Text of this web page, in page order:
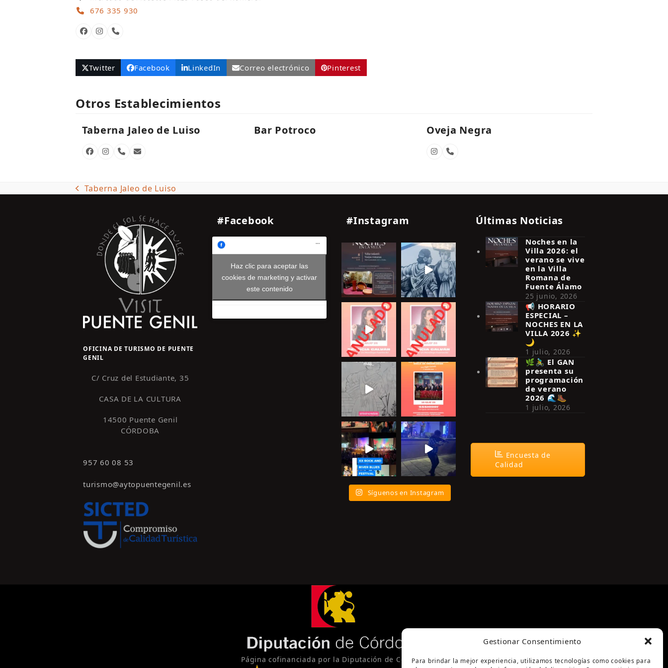
Gestionar Consentimiento
Para brindar la mejor experiencia, utilizamos tecnologías como cookies para
676 335 930
Facebook
Instagram
Número
Twitter Facebook LinkedIn Correo electrónico Pinterest
Otros Establecimientos
Taberna Jaleo de Luiso
FacebookInstagram
NúmeroCorreo
Bar Potroco Oveja Negra
Instagram
Número
previous
Taberna Jaleo de Luiso
OFICINA DE TURISMO DE PUENTE
GENIL
C/ Cruz del Estudiante, 35
CASA DE LA CULTURA
14500 Puente Genil
CÓRDOBA
957 60 08 53
turismo@aytopuentegenil.es
#Facebook
Haz clic para aceptar las
cookies de marketing y activar
este contenido
#Instagram
Síguenos en Instagram
Últimas Noticias
Noches en la
Villa 2026: el
verano se vive
en la Villa
Romana de
Fuente Álamo
25 junio, 2026
📢 HORARIO
ESPECIAL –
NOCHES EN LA
VILLA 2026 ✨
🌙
1 julio, 2026
🌿🚴‍♂️ El GAN
presenta su
programación
de verano
2026 🌊🥾
1 julio, 2026
Encuesta de
Calidad
Página cofinanciada por la Diputación de Córdoba